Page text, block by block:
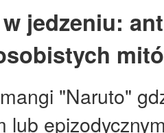
jedzeniu:
"Naruto"
lub